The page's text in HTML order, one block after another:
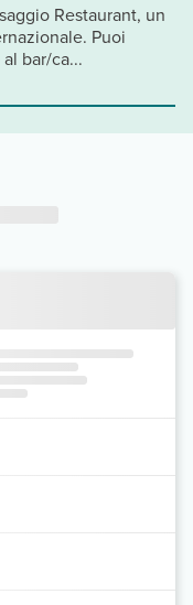
Restaurant, un
Puoi
bar/ca...